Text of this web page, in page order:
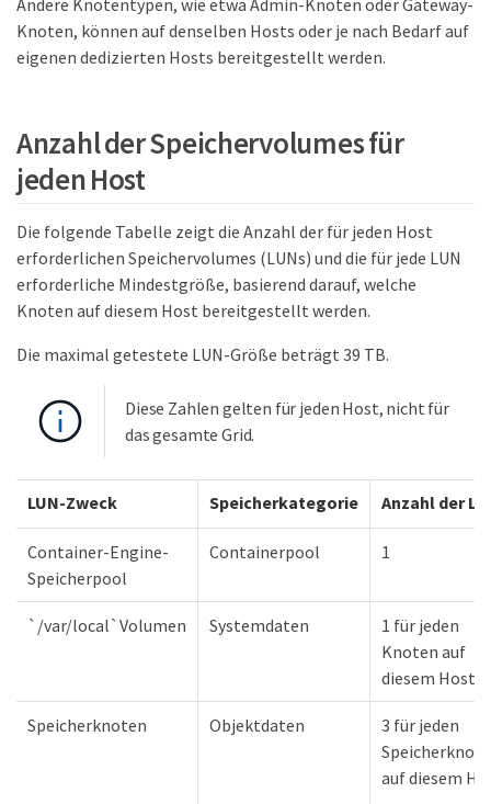
Andere Knotentypen, wie etwa Admin-Knoten oder Gateway-
Knoten, können auf denselben Hosts oder je nach Bedarf auf
eigenen dedizierten Hosts bereitgestellt werden.
Anzahl der Speichervolumes für
jeden Host
Die folgende Tabelle zeigt die Anzahl der für jeden Host
erforderlichen Speichervolumes (LUNs) und die für jede LUN
erforderliche Mindestgröße, basierend darauf, welche
Knoten auf diesem Host bereitgestellt werden.
Die maximal getestete LUN-Größe beträgt 39 TB.
Diese Zahlen gelten für jeden Host, nicht für
das gesamte Grid.
LUN-Zweck Speicherkategorie Anzahl der
Container-Engine-
Speicherpool
Containerpool 1
`/var/local`Volumen Systemdaten
1 für jeden
Knoten auf
diesem Host
Speicherknoten Objektdaten
3 für jeden
auf diesem